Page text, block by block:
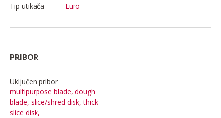
Tip utikača
Euro
PRIBOR
Uključen pribor
multipurpose blade, dough
blade, slice/shred disk, thick
slice disk,